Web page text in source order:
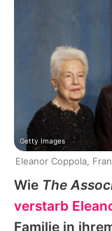
Wie The
verstarb
Familie in
Getty Images
Eleanor Coppola,